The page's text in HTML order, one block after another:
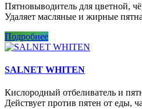
Пятновыводитель для цветной,
Удаляет масляные и жирные
Подробнее
SALNET WHITEN
Кислородный отбеливатель и
Действует против пятен от еды,